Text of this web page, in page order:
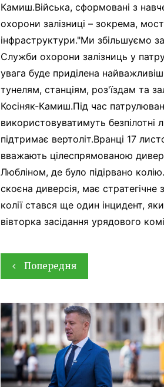
Камиш.Війська, сформовані з
охорони залізниці – зокрема,
інфраструктури."Ми збільшуємо
Служби охорони залізниць у
увага буде приділена
тунелям, станціям, роз'їздам та
Косіняк-Камиш.Під час
використовуватимуть безпілотні
підтримає вертоліт.Вранці 17
вважають цілеспрямованою
Любліном, де було підірвано
скоєна диверсія, має стратегічне
колії стався ще один інцидент,
вівторка засідання урядового
Навігація
записів
Попередня